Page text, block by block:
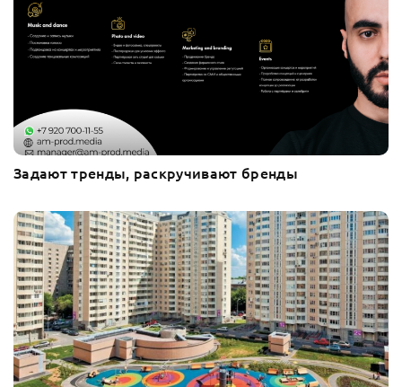
Задают тренды, раскручивают бренды